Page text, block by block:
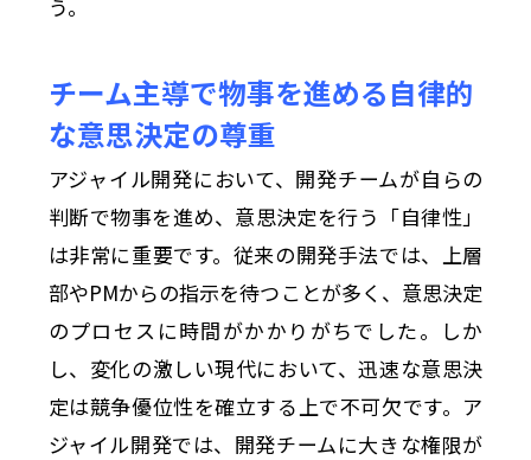
う。
チーム主導で物事を進める自律的
な意思決定の尊重
アジャイル開発において、開発チームが自らの
判断で物事を進め、意思決定を行う「自律性」
は非常に重要です。従来の開発手法では、上層
部やPMからの指示を待つことが多く、意思決定
のプロセスに時間がかかりがちでした。しか
し、変化の激しい現代において、迅速な意思決
定は競争優位性を確立する上で不可欠です。ア
ジャイル開発では、開発チームに大きな権限が